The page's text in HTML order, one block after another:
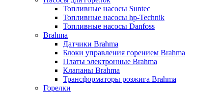
Топливные насосы Suntec
Топливные насосы hp-Technik
Топливные насосы Danfoss
Brahma
Датчики Brahma
Блоки управления горением Brahma
Платы электронные Brahma
Клапаны Brahma
Трансформаторы розжига Brahma
Горелки